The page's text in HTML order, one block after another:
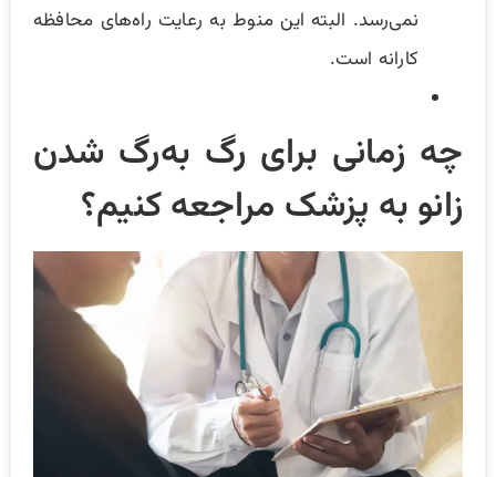
نمی‌رسد. البته این منوط به رعایت راه‌های محافظه
کارانه است.
چه زمانی برای رگ به‌رگ شدن
زانو به پزشک مراجعه کنیم؟